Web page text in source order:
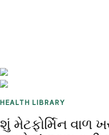
HEALTH LIBRARY
શું મેટફોર્મિન વાળ